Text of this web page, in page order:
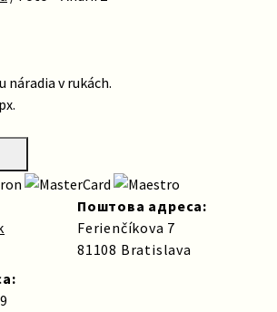
náradia v rukách.
Поштова адреса:
Ferienčíkova 7
81108 Bratislava